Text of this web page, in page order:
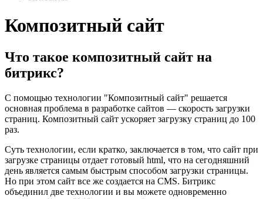
Композитный сайт
Что такое композитный сайт на
битрикс?
С помощью технологии "Композитный сайт" решается
основная проблема в разработке сайтов — скорость загрузки
страниц. Композитный сайт ускоряет загрузку страниц до 100
раз.
Суть технологии, если кратко, заключается в том, что сайт при
загрузке страницы отдает готовый html, что на сегодняшний
день является самым быстрым способом загрузки страницы.
Но при этом сайт все же создается на CMS. Битрикс
объединил две технологии и вы можете одновременно